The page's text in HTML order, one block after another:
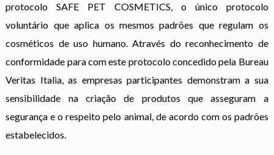
protocolo SAFE PET COSMETICS, o único protocolo
voluntário que aplica os mesmos padrões que regulam os
cosméticos de uso humano. Através do reconhecimento de
conformidade para com este protocolo concedido pela Bureau
Veritas Italia, as empresas participantes demonstram a sua
sensibilidade na criação de produtos que asseguram a
segurança e o respeito pelo animal, de acordo com os padrões
estabelecidos.